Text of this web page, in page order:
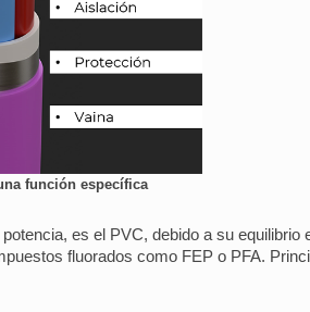
función específica
es el PVC, debido a su
fluorados como FEP o PFA.